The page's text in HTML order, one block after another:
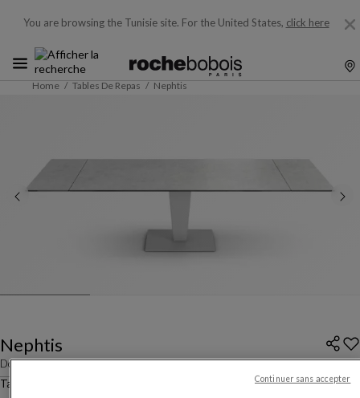
You are browsing the Tunisie site. For the United States, click here
Home Tables De Repas Nephtis
Nephtis
DesignStudio Roche Bobois
Table De Repas - Céramique
Continuer sans accepter